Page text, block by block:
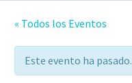
« Todos los Eventos
Este evento ha pasado.